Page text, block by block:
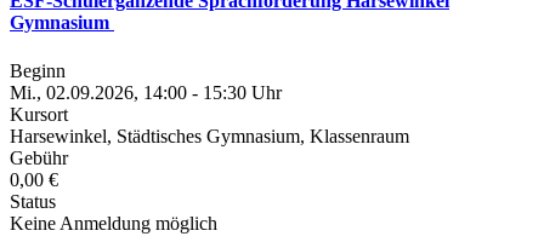
Gymnasium
Beginn
Mi., 02.09.2026, 14:00 - 15:30 Uhr
Kursort
Harsewinkel, Städtisches Gymnasium, Klassenraum
Gebühr
0,00 €
Status
Keine Anmeldung möglich